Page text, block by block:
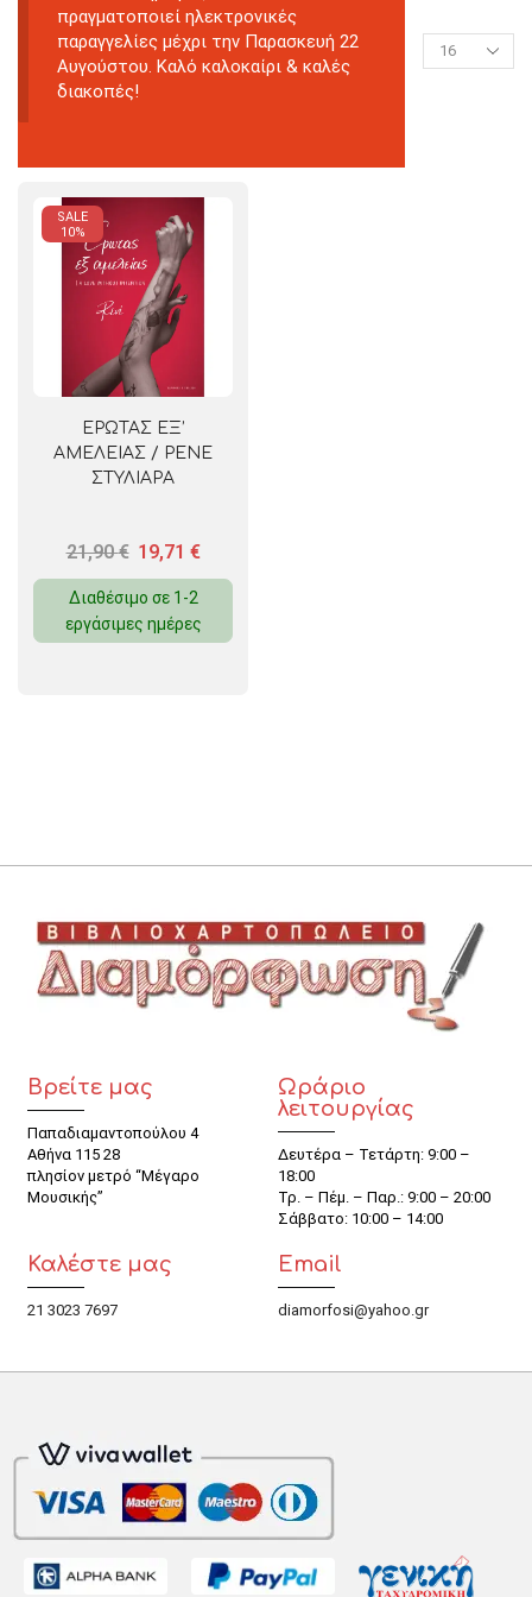
πραγματοποιεί ηλεκτρονικές
παραγγελίες μέχρι την Παρασκευή 22
Αυγούστου. Καλό καλοκαίρι & καλές
διακοπές!
SALE
10%
ΕΡΩΤΑΣ ΕΞ’
ΑΜΕΛΕΙΑΣ / ΡΕΝΕ
ΣΤΥΛΙΑΡΑ
21,90€ 19,71 €
Διαθέσιμο σε 1-2
εργάσιμες ημέρες
Βρείτε μας
Παπαδιαμαντοπούλου 4
Αθήνα 115 28
πλησίον μετρό “Μέγαρο
Μουσικής”
Ωράριο
λειτουργίας
Δευτέρα – Τετάρτη: 9:00 –
18:00
Τρ. – Πέμ. – Παρ.: 9:00 – 20:00
Σάββατο: 10:00 – 14:00
Καλέστε μας
21 3023 7697
Email
diamorfosi@yahoo.gr